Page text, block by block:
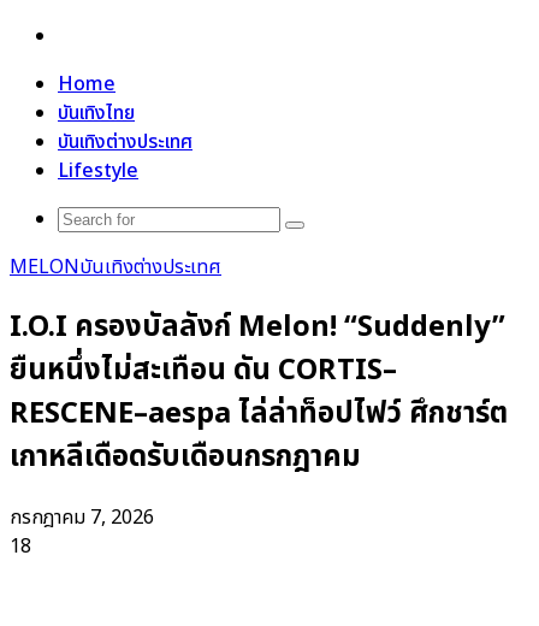
Home
บันเทิงไทย
บันเทิงต่างประเทศ
Lifestyle
Search
MELONบันเทิงต่างประเทศ
I.O.I ครองบัลลังก์ Melon! “Suddenly”
ยืนหนึ่งไม่สะเทือน ดัน CORTIS–
RESCENE–aespa ไล่ล่าท็อปไฟว์ ศึกชาร์ต
เกาหลีเดือดรับเดือนกรกฎาคม
กรกฎาคม 7, 2026
18